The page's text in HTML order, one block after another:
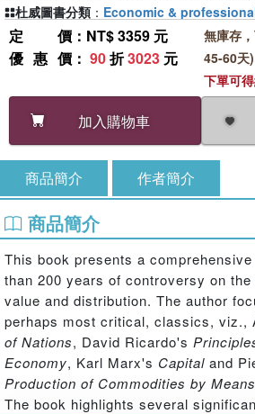
定價 ：NT$ 3359 元
優惠價 ： 90折3023 元
加入購物車
無庫存
45-60天)
下單可
杜威圖書分類 ： Economic &
商品簡介 作者簡介
商品簡介
This book presents a
than 200 years of controversy on
value and distribution. The author
perhaps most critical, classics, viz.,
of Nations, David Ricardo's
Economy, Karl Marx's Capital and
Production of Commodities by
The book highlights several